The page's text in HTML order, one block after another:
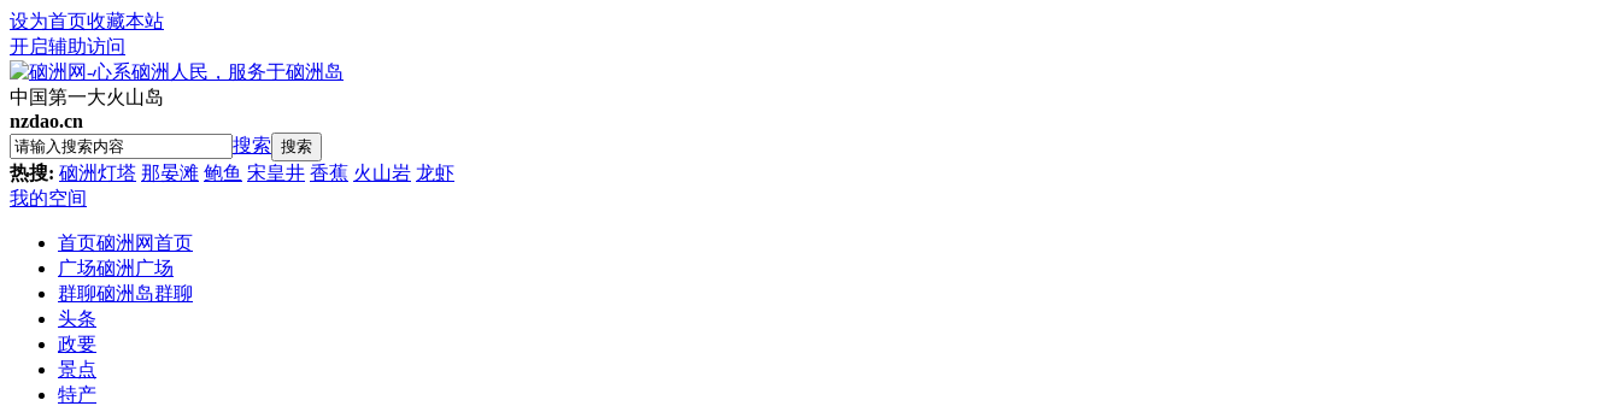
设为首页收藏本站
开启辅助访问
中国第一大火山岛
nzdao.cn
搜索 搜索
热搜: 硇洲灯塔 那晏滩 鲍鱼 宋皇井 香蕉 火山岩 龙虾
我的空间
首页硇洲网首页
广场硇洲广场
群聊硇洲岛群聊
头条
政要
景点
特产